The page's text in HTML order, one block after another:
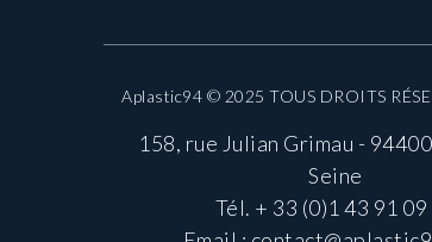
Aplastic94 © 2025 TOUS DROITS
158, rue Julian Grimau -
Seine
Tél. + 33 (0)1 43 91 09